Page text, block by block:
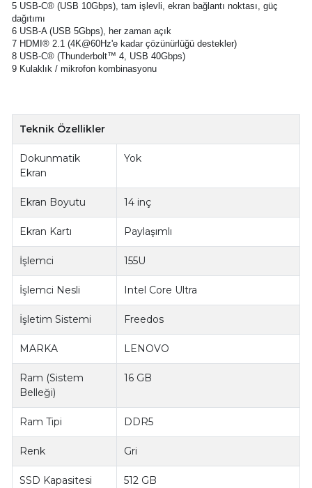
5 USB-C® (USB 10Gbps), tam işlevli, ekran bağlantı noktası, güç
dağıtımı
6 USB-A (USB 5Gbps), her zaman açık
7 HDMI® 2.1 (4K@60Hz'e kadar çözünürlüğü destekler)
8 USB-C® (Thunderbolt™ 4, USB 40Gbps)
9 Kulaklık / mikrofon kombinasyonu
Teknik Özellikler
Dokunmatik
Ekran
Yok
Ekran Boyutu 14 inç
Ekran Kartı Paylaşımlı
İşlemci 155U
İşlemci Nesli Intel Core Ultra
İşletim Sistemi Freedos
MARKA LENOVO
Ram (Sistem
Belleği)
16 GB
Ram Tipi DDR5
Renk Gri
SSD Kapasitesi 512 GB